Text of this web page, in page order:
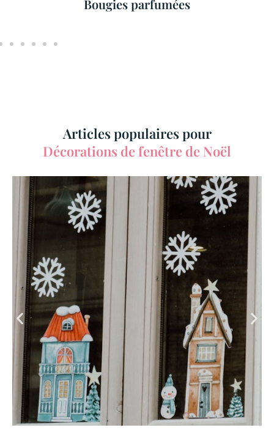
Bougies parfumées
Articles populaires pour
Décorations de fenêtre de Noël